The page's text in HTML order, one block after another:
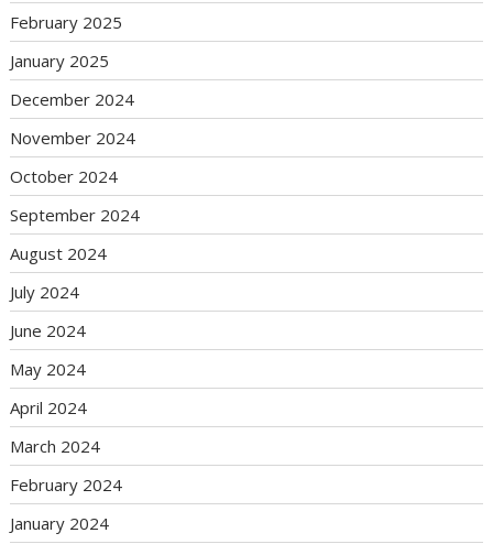
February 2025
January 2025
December 2024
November 2024
October 2024
September 2024
August 2024
July 2024
June 2024
May 2024
April 2024
March 2024
February 2024
January 2024